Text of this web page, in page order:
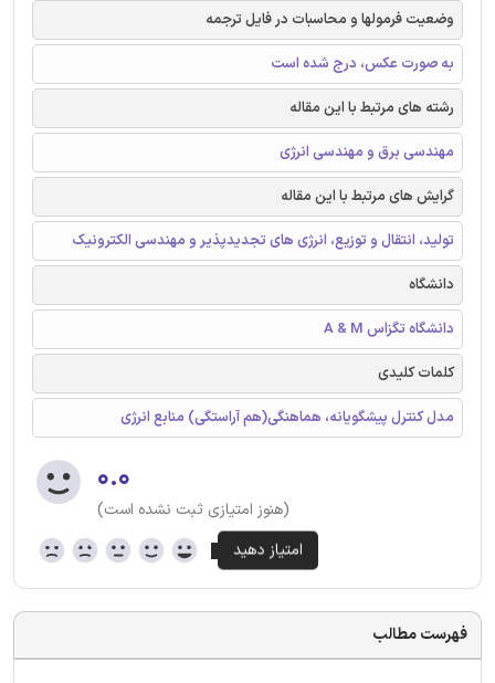
وضعیت فرمولها و محاسبات در فایل ترجمه
به صورت عکس، درج شده است
رشته های مرتبط با این مقاله
مهندسی برق و مهندسی انرژی
گرایش های مرتبط با این مقاله
تولید، انتقال و توزیع، انرژی های تجدیدپذیر و مهندسی الکترونیک
دانشگاه
دانشگاه تگزاس A & M
کلمات کلیدی
مدل کنترل پیشگویانه، هماهنگی(هم آراستگی) منابع انرژی
۰.۰
(هنوز امتیازی ثبت نشده است)
فهرست مطالب